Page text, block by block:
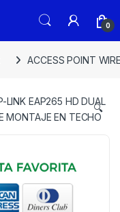
0
ACCESS POINT
🔍